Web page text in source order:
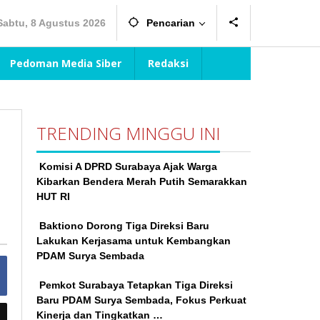
8 Agustus 2026 Pencarian
Pedoman Media Siber Redaksi
TRENDING MINGGU INI
Komisi A DPRD Surabaya Ajak Warga
Kibarkan Bendera Merah Putih Semarakkan
HUT RI
Baktiono Dorong Tiga Direksi Baru
Lakukan Kerjasama untuk Kembangkan
PDAM Surya Sembada
Pemkot Surabaya Tetapkan Tiga Direksi
Baru PDAM Surya Sembada, Fokus Perkuat
Kinerja dan Tingkatkan …